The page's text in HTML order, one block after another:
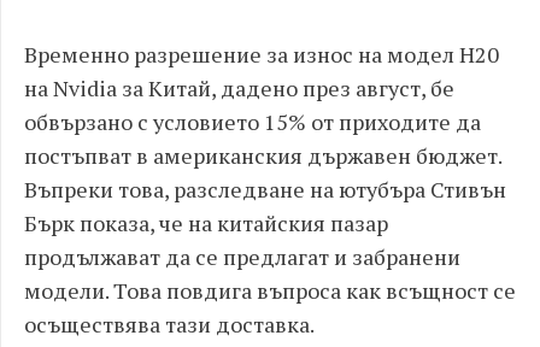
Временно разрешение за износ на модел H20
на Nvidia за Китай, дадено през август, бе
обвързано с условието 15% от приходите да
постъпват в американския държавен бюджет.
Въпреки това, разследване на ютубъра Стивън
Бърк показа, че на китайския пазар
продължават да се предлагат и забранени
модели. Това повдига въпроса как всъщност се
осъществява тази доставка.